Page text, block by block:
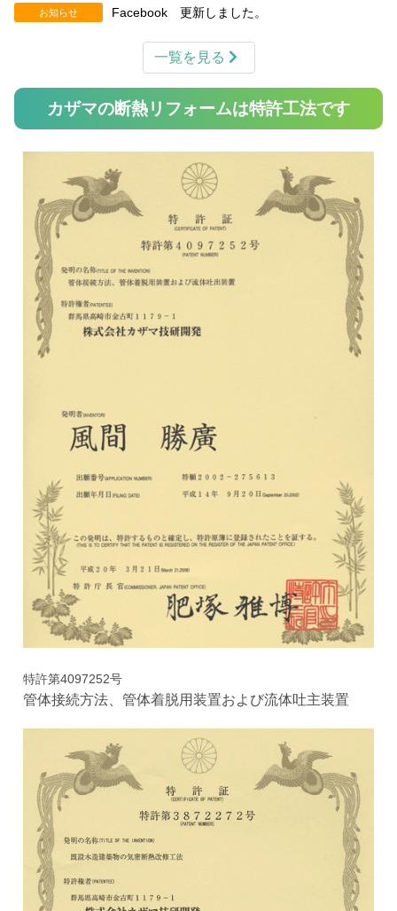
お知らせ Facebook 更新しました。
一覧を見る
カザマの断熱リフォームは特許工法です
特許第4097252号
管体接続方法、管体着脱用装置および流体吐主装置